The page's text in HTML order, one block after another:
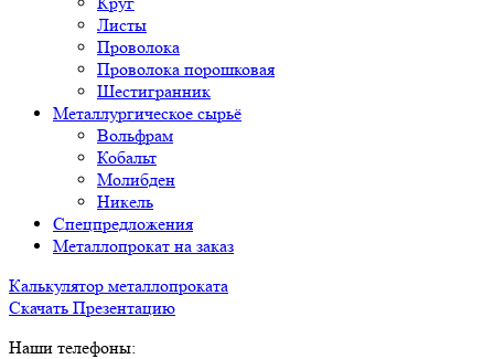
Листы
Проволока
Проволока порошковая
Шестигранник
Металлургическое сырьё
Вольфрам
Кобальт
Молибден
Никель
Спецпредложения
Металлопрокат на заказ
Калькулятор металлопроката
Скачать Презентацию
Наши телефоны: